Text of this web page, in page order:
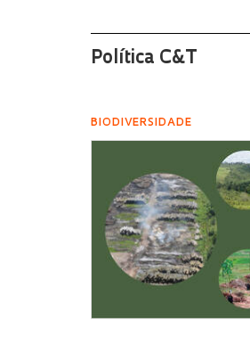
Política C&T
BIODIVERSIDADE